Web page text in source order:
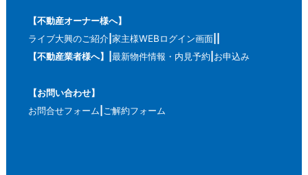
【不動産オーナー様へ】
ライブ大興のご紹介 家主様WEBログイン画面
【不動産業者様へ】
最新物件情報・内見予約 お申込み
【お問い合わせ】
お問合せフォーム ご解約フォーム